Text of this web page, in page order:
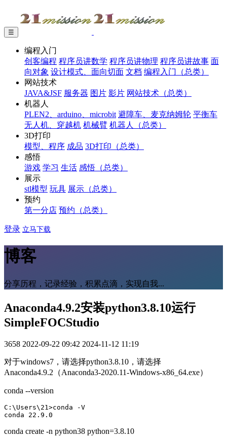
☰
编程入门
创客编程 程序员讲数学 程序员讲物理 程序员讲故事 面
向对象 设计模式、面向切面 文档 编程入门（总类）
网站技术
JAVA&JSF 服务器 图片 影片 网站技术（总类）
机器人
PLEN2、arduino、microbit 避障车、麦克纳姆轮 平衡车
无人机、穿越机 机械臂 机器人（总类）
3D打印
模型、程序 成品 3D打印（总类）
感悟
游戏 学习 生活 感悟（总类）
展示
stl模型 玩具 展示（总类）
预约
第一分店 预约（总类）
登录 立马下载
博客
分享历程，记录经验，积累点滴，实现自我...
Anaconda4.9.2安装python3.8.10运行
SimpleFOCStudio
3658 2022-09-22 09:42 2024-11-12 11:19
对于windows7，请选择python3.8.10，请选择
Anaconda4.9.2（Anaconda3-2020.11-Windows-x86_64.exe）
conda --version
C:\Users\21>conda -V
conda 22.9.0
conda create -n python38 python=3.8.10